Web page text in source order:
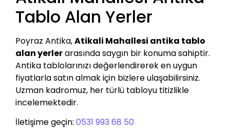
Tablo Alan Yerler
Poyraz Antika,Atikali Mahallesi antika tablo
alan yerlerarasında saygın bir konuma sahiptir.
Antika tablolarınızı değerlendirerek en uygun
fiyatlarla satın almak için bizlere ulaşabilirsiniz.
Uzman kadromuz, her türlü tabloyu titizlikle
incelemektedir.
İletişime geçin: 0531 993 68 50